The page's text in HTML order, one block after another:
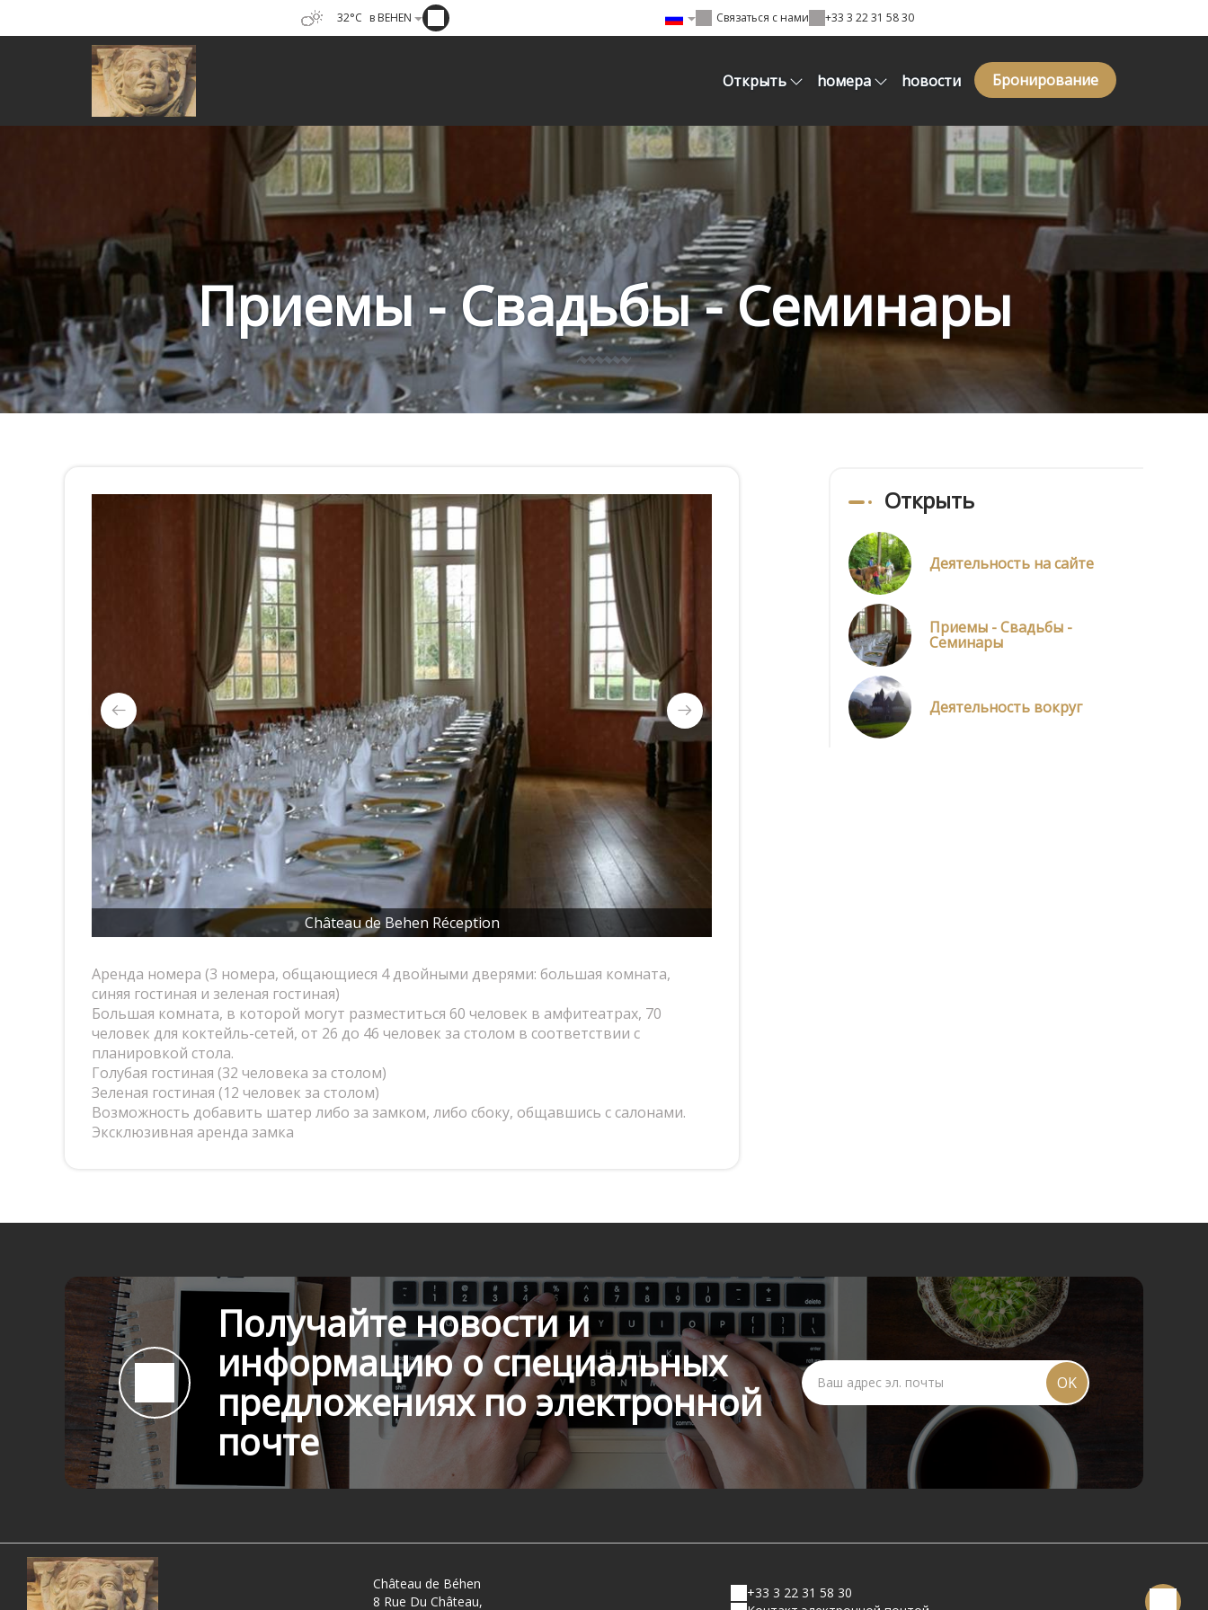
32°C в BEHEN Связаться с нами +33 3 22 31 58 30
Oткрыть hомера hовости Бронирование
Приемы - Свадьбы - Семинары
Château de Behen Réception
Аренда номера (3 номера, общающиеся 4 двойными дверями: большая комната,
синяя гостиная и зеленая гостиная)
Большая комната, в которой могут разместиться 60 человек в амфитеатрах, 70
человек для коктейль-сетей, от 26 до 46 человек за столом в соответствии с
планировкой стола.
Голубая гостиная (32 человека за столом)
Зеленая гостиная (12 человек за столом)
Возможность добавить шатер либо за замком, либо сбоку, общавшись с салонами.
Эксклюзивная аренда замка
Oткрыть
Деятельность на сайте
Приемы - Свадьбы -
Семинары
Деятельность вокруг
Получайте новости и
информацию о специальных
предложениях по электронной
почте
OK
Château de Béhen
8 Rue Du Château,
+33 3 22 31 58 30